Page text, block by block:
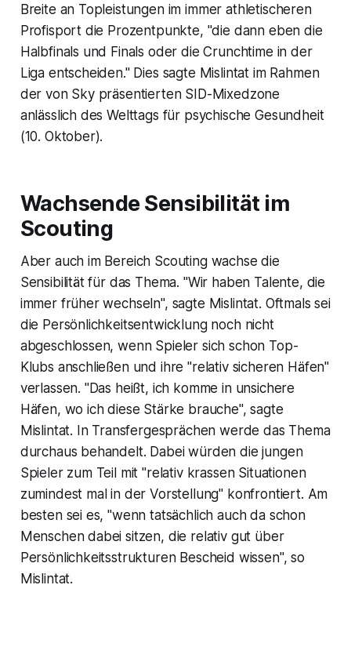
Breite an Topleistungen im immer athletischeren
Profisport die Prozentpunkte, "die dann eben die
Halbfinals und Finals oder die Crunchtime in der
Liga entscheiden." Dies sagte Mislintat im Rahmen
der von Sky präsentierten SID-Mixedzone
anlässlich des Welttags für psychische Gesundheit
(10. Oktober).
Wachsende Sensibilität im
Scouting
Aber auch im Bereich Scouting wachse die
Sensibilität für das Thema. "Wir haben Talente, die
immer früher wechseln", sagte Mislintat. Oftmals sei
die Persönlichkeitsentwicklung noch nicht
abgeschlossen, wenn Spieler sich schon Top-
Klubs anschließen und ihre "relativ sicheren Häfen"
verlassen. "Das heißt, ich komme in unsichere
Häfen, wo ich diese Stärke brauche", sagte
Mislintat. In Transfergesprächen werde das Thema
durchaus behandelt. Dabei würden die jungen
Spieler zum Teil mit "relativ krassen Situationen
zumindest mal in der Vorstellung" konfrontiert. Am
besten sei es, "wenn tatsächlich auch da schon
Menschen dabei sitzen, die relativ gut über
Persönlichkeitsstrukturen Bescheid wissen", so
Mislintat.